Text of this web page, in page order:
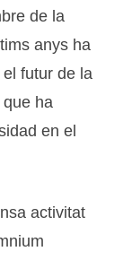
de la
anys ha
futur de la
ha
en el
activitat